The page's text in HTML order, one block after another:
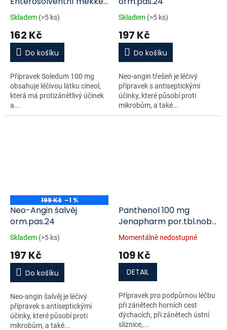
tobolky 20 ks
Skladem (>5 ks)
162 Kč
Do košíku
Přípravek Soledum 100 mg
obsahuje léčivou látku cineol,
která má protizánětlivý účinek
a...
Skladem (>5 ks)
197 Kč
Do košíku
Neo-angin třešeň je léčivý
přípravek s antiseptickými
účinky, které působí proti
mikrobům, a také...
199 Kč –1 %
Neo-Angin šalvěj
orm.pas.24
Skladem (>5 ks)
197 Kč
Do košíku
Neo-angin šalvěj je léčivý
přípravek s antiseptickými
účinky, které působí proti
mikrobům, a také...
Panthenol 100 mg
Jenapharm por.tbl.nob.
20 x 100 mg
Momentálně nedostupné
109 Kč
DETAIL
Přípravek pro podpůrnou léčbu
při zánětech horních cest
dýchacích, při zánětech ústní
sliznice,...